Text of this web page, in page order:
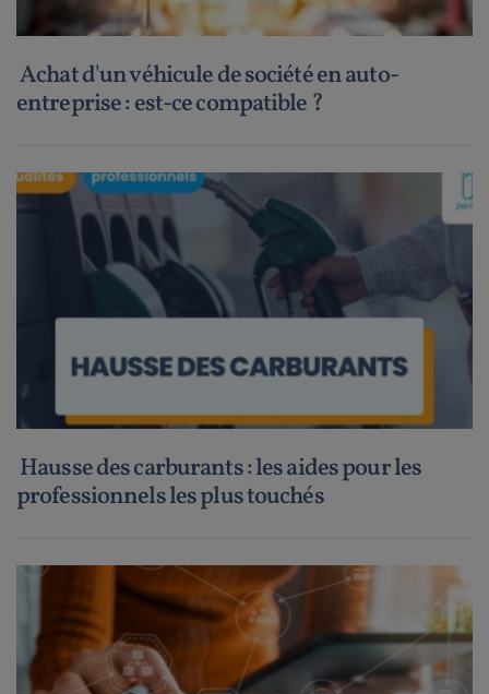
Achat d'un véhicule de société en auto-
entreprise : est-ce compatible ?
Hausse des carburants : les aides pour les
professionnels les plus touchés